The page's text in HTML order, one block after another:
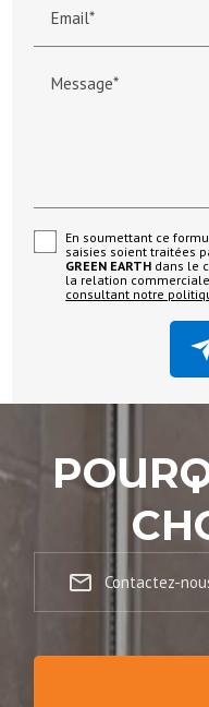
Email*
Message*
En soumettant ce
saisies soient traitées
GREEN EARTH dans le
la relation
consultant notre
mail_outline Contactez-